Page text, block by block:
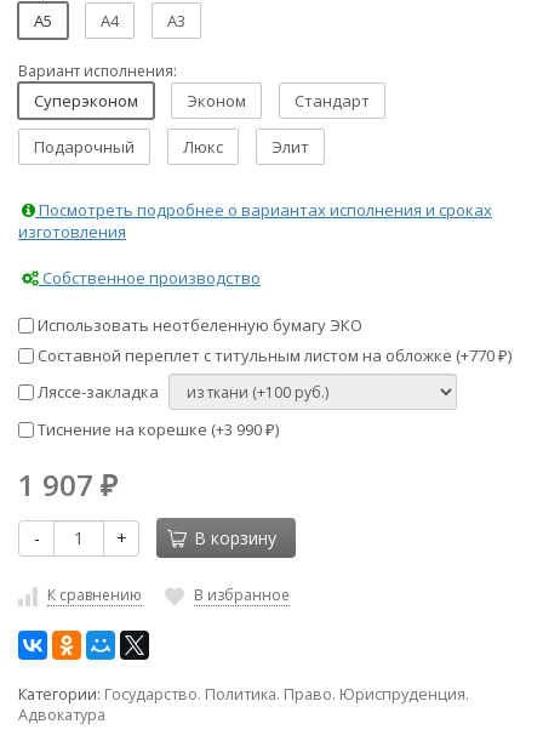
A5 A4 A3
Вариант исполнения:
Суперэконом Эконом Стандарт
Подарочный Люкс Элит
Посмотреть подробнее о вариантах исполнения и сроках
изготовления
Собственное производство
Использовать неотбеленную бумагу ЭКО
Составной переплет с титульным листом на обложке (+770 ₽)
Ляссе-закладка
Тиснение на корешке (+3 990 ₽)
1 907 ₽
- + В корзину
К сравнению В избранное
Категории: Государство. Политика. Право. Юриспруденция.
Адвокатура